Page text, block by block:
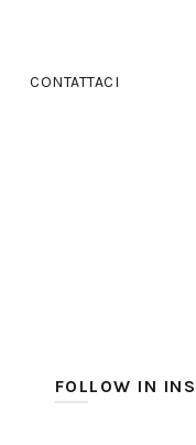
CONTATTACI
FOLLOW IN